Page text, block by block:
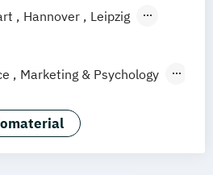
Hannover
Leipzig
Marketing & Psychology